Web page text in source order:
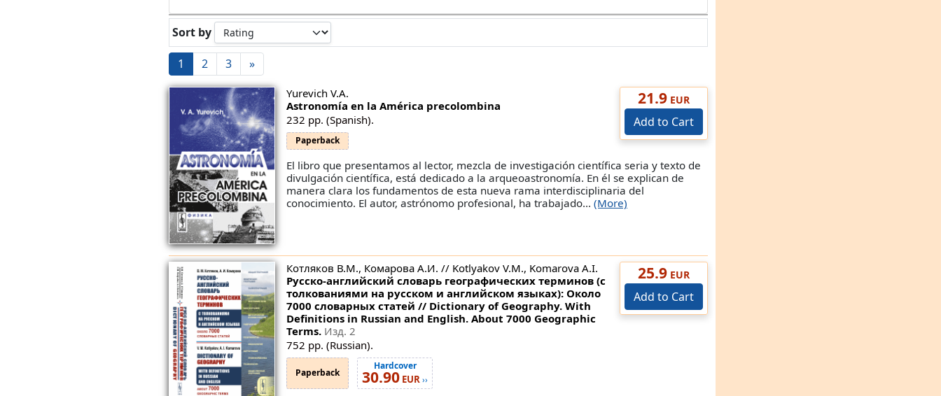
Sort by
1 2 3 »
21.9 EUR
Add to Cart
Yurevich V.A.
Astronomía en la América precolombina
232 pp. (Spanish).
Paperback
El libro que presentamos al lector, mezcla de investigación científica seria y texto de
divulgación científica, está dedicado a la arqueoastronomía. En él se explican de
manera clara los fundamentos de esta nueva rama interdisciplinaria del
conocimiento. El autor, astrónomo profesional, ha trabajado... (More)
25.9 EUR
Add to Cart
Котляков В.М., Комарова А.И. // Kotlyakov V.M., Komarova A.I.
Русско-английский словарь географических терминов (с
толкованиями на русском и английском языках): Около
7000 словарных статей // Dictionary of Geography. With
Definitions in Russian and English. About 7000 Geographic
Terms. Изд. 2
752 pp. (Russian).
Paperback
Hardcover
30.90 EUR››